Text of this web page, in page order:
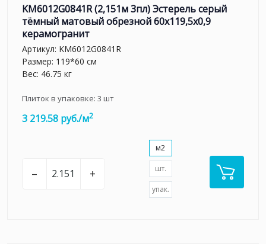
KM6012G0841R (2,151м 3пл) Эстерель серый
тёмный матовый обрезной 60x119,5x0,9
керамогранит
Артикул: KM6012G0841R
Размер: 119*60 см
Вес: 46.75 кг
Плиток в упаковке: 3 шт
3 219.58 руб./м2
– +
м2
шт.
упак.